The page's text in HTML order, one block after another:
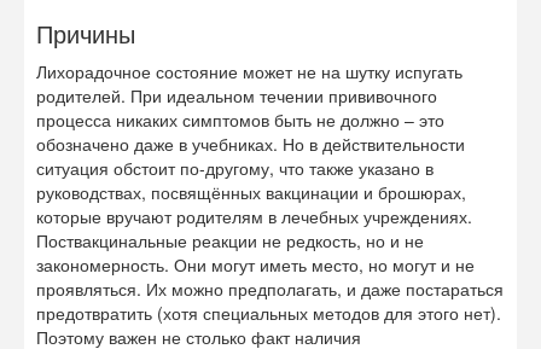
Причины
Лихорадочное состояние может не на шутку испугать
родителей. При идеальном течении прививочного
процесса никаких симптомов быть не должно – это
обозначено даже в учебниках. Но в действительности
ситуация обстоит по-другому, что также указано в
руководствах, посвящённых вакцинации и брошюрах,
которые вручают родителям в лечебных учреждениях.
Поствакцинальные реакции не редкость, но и не
закономерность. Они могут иметь место, но могут и не
проявляться. Их можно предполагать, и даже постараться
предотвратить (хотя специальных методов для этого нет).
Поэтому важен не столько факт наличия